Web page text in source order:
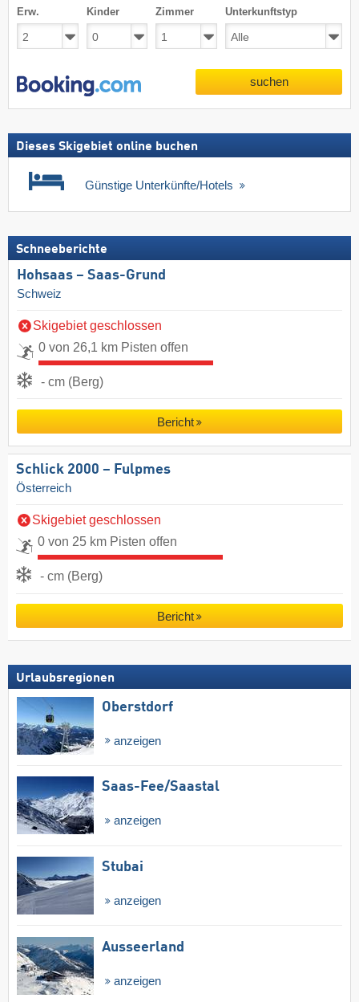
Erw. Kinder Zimmer Unterkunftstyp
suchen
Dieses Skigebiet online buchen
Günstige Unterkünfte/Hotels
Schneeberichte
Hohsaas – Saas-Grund
Schweiz
Skigebiet geschlossen
0 von 26,1 km Pisten offen
- cm (Berg)
Bericht
Schlick 2000 – Fulpmes
Österreich
Skigebiet geschlossen
0 von 25 km Pisten offen
- cm (Berg)
Bericht
Urlaubsregionen
Oberstdorf
anzeigen
Saas-Fee/​Saastal
anzeigen
Stubai
anzeigen
Ausseerland
anzeigen